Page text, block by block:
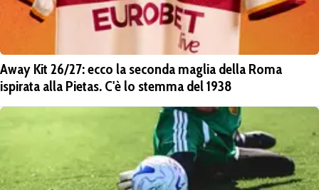
Away Kit 26/27: ecco la seconda maglia della Roma
ispirata alla Pietas. C'è lo stemma del 1938